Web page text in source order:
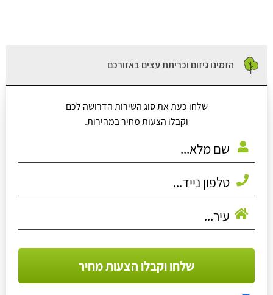
הזמינו גיזום וכריתת עצים באזורכם
שלחו כעת את סוג השירות הדרושה לכם
וקבלו הצעות מחיר במהירות.
שלחו וקבלו הצעות מחיר